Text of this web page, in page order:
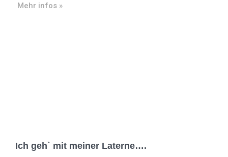
Mehr infos »
Ich geh` mit meiner Laterne….